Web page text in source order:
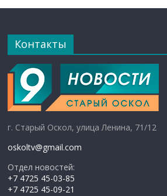
Контакты
г. Старый Оскол, улица Ленина, 71/12
oskoltv@gmail.com
Отдел новостей:
+7 4725 45-03-85
+7 4725 45-09-21